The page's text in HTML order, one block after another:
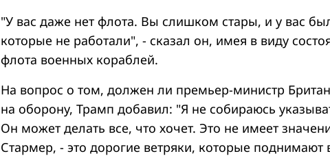
"У вас даже нет флота. Вы слишком стары, и у вас
которые не работали", - сказал он, имея в виду
флота военных кораблей.
На вопрос о том, должен ли премьер-министр
на оборону, Трамп добавил: "Я не собираюсь
Он может делать все, что хочет. Это не имеет
Стармер, - это дорогие ветряки, которые